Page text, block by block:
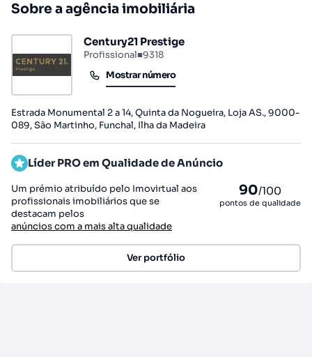
Sobre a agência imobiliária
Century21 Prestige
Profissional■9318
Mostrar número
Mostrar número
Estrada Monumental 2 a 14, Quinta da Nogueira, Loja AS., 9000-
089, São Martinho, Funchal, Ilha da Madeira
Líder PRO em Qualidade de Anúncio
Um prémio atribuído pelo Imovirtual aos
profissionais imobiliários que se
destacam pelos
anúncios com a mais alta qualidade
90/100
pontos de qualidade
Ver portfólio